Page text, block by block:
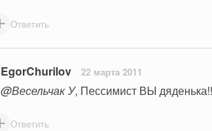
Ответить
EgorChurilov 22 марта 2011
@Весельчак У, Пессимист ВЫ
Ответить